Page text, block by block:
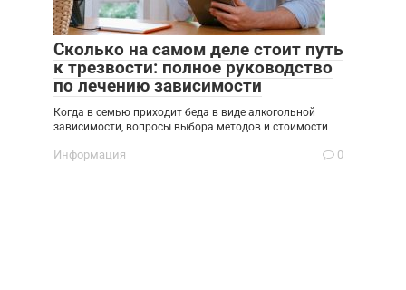
Сколько на самом деле стоит путь
к трезвости: полное руководство
по лечению зависимости
Когда в семью приходит беда в виде алкогольной
зависимости, вопросы выбора методов и стоимости
Информация 0